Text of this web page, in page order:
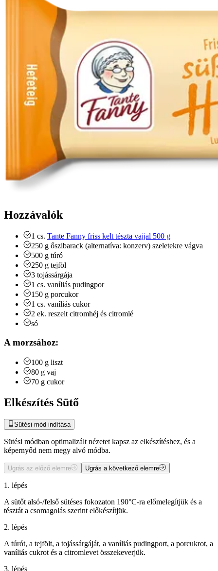
Hozzávalók
1 cs. Tante Fanny friss kelt tészta vajjal 500 g
250 g őszibarack (alternatíva: konzerv) szeletekre vágva
500 g túró
250 g tejföl
3 tojássárgája
1 cs. vaníliás pudingpor
150 g porcukor
1 cs. vaníliás cukor
2 ek. reszelt citromhéj és citromlé
só
A morzsához:
100 g liszt
80 g vaj
70 g cukor
Elkészítés Sütő
Sütési mód indítása
Sütési módban optimalizált nézetet kapsz az elkészítéshez, és a
képernyőd nem megy alvó módba.
Ugrás az előző elemre Ugrás a következő elemre
1. lépés
A sütőt alsó-/felső sütéses fokozaton 190°C-ra előmelegítjük és a
tésztát a csomagolás szerint előkészítjük.
2. lépés
A túrót, a tejfölt, a tojássárgáját, a vaníliás pudingport, a porcukrot, a
vaníliás cukrot és a citromlevet összekeverjük.
3. lépés